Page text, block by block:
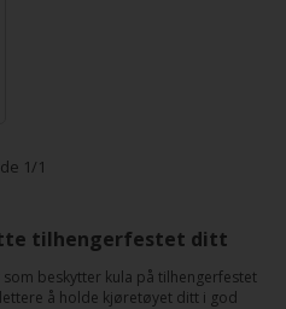
1/1
tilhengerfestet ditt
beskytter kula på tilhengerfestet
å holde kjøretøyet ditt i god